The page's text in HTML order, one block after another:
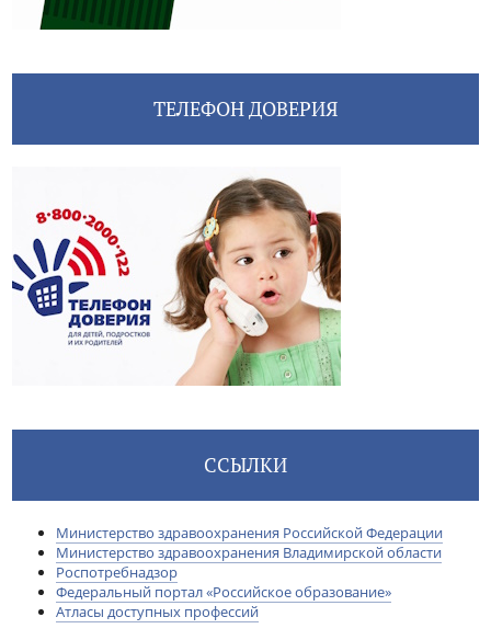
ТЕЛЕФОН ДОВЕРИЯ
ССЫЛКИ
Министерство здравоохранения Российской Федерации
Министерство здравоохранения Владимирской области
Роспотребнадзор
Федеральный портал «Российское образование»
Атласы доступных профессий